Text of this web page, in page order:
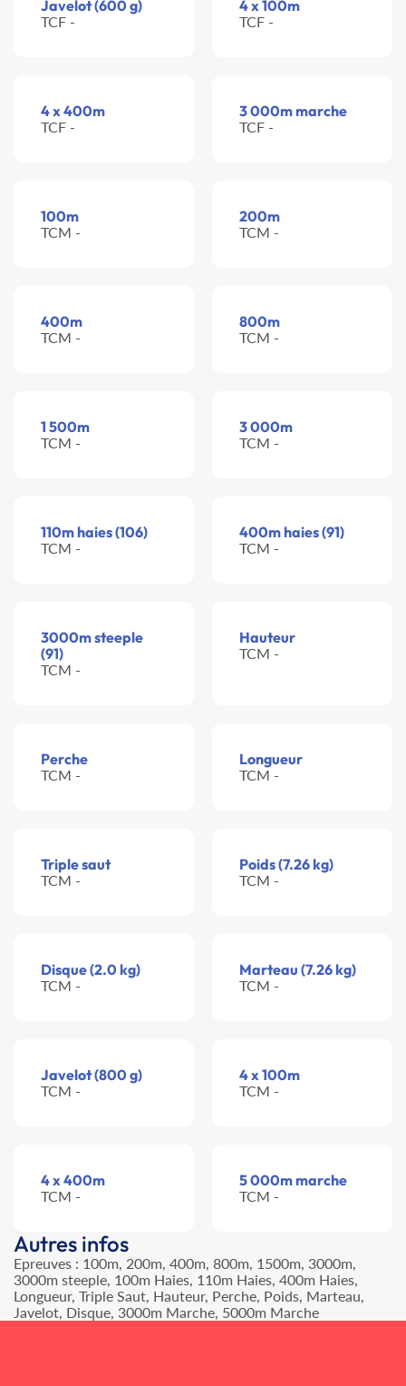
Javelot (600 g)
TCF -
4 x 100m
TCF -
4 x 400m
TCF -
3 000m marche
TCF -
100m
TCM -
200m
TCM -
400m
TCM -
800m
TCM -
1 500m
TCM -
3 000m
TCM -
110m haies (106)
TCM -
400m haies (91)
TCM -
3000m steeple
(91)
TCM -
Hauteur
TCM -
Perche
TCM -
Longueur
TCM -
Triple saut
TCM -
Poids (7.26 kg)
TCM -
Disque (2.0 kg)
TCM -
Marteau (7.26 kg)
TCM -
Javelot (800 g)
TCM -
4 x 100m
TCM -
4 x 400m
TCM -
5 000m marche
TCM -
Autres infos
Epreuves : 100m, 200m, 400m, 800m, 1500m, 3000m,
3000m steeple, 100m Haies, 110m Haies, 400m Haies,
Longueur, Triple Saut, Hauteur, Perche, Poids, Marteau,
Javelot, Disque, 3000m Marche, 5000m Marche